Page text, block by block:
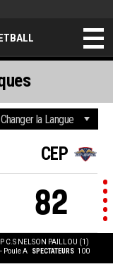
CEP
82
C.S NELSON PAILLOU (1)
Poule A SPECTATEURS 100